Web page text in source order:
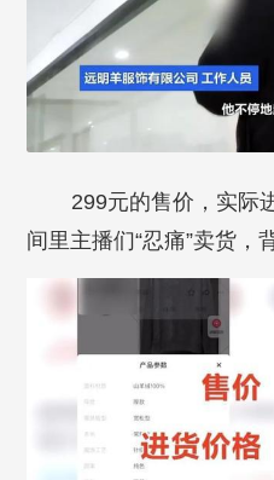
299元的售价，实际
间里主播们“忍痛”卖货，